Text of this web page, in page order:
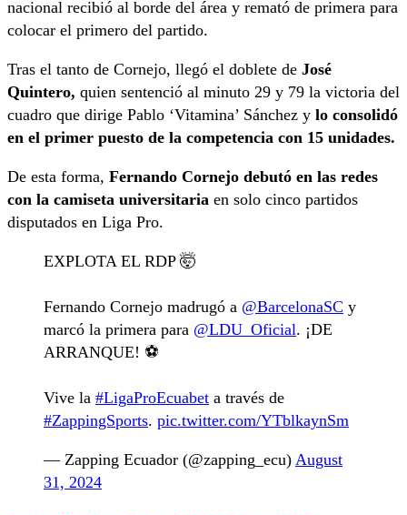
nacional recibió al borde del área y remató de primera para
colocar el primero del partido.
Tras el tanto de Cornejo, llegó el doblete de José
Quintero, quien sentenció al minuto 29 y 79 la victoria del
cuadro que dirige Pablo ‘Vitamina’ Sánchez y lo consolidó
en el primer puesto de la competencia con 15 unidades.
De esta forma, Fernando Cornejo debutó en las redes
con la camiseta universitaria en solo cinco partidos
disputados en Liga Pro.
EXPLOTA EL RDP 🤯
Fernando Cornejo madrugó a @BarcelonaSC y
marcó la primera para @LDU_Oficial. ¡DE
ARRANQUE! ⚽️
Vive la #LigaProEcuabet a través de
#ZappingSports. pic.twitter.com/YTblkaynSm
— Zapping Ecuador (@zapping_ecu) August
31, 2024